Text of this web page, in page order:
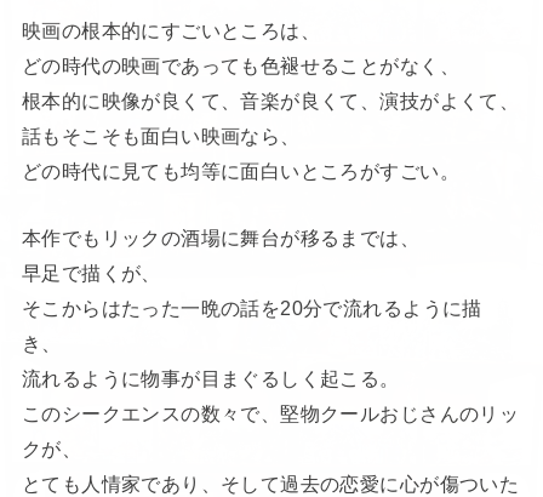
映画の根本的にすごいところは、
どの時代の映画であっても色褪せることがなく、
根本的に映像が良くて、音楽が良くて、演技がよくて、
話もそこそも面白い映画なら、
どの時代に見ても均等に面白いところがすごい。
本作でもリックの酒場に舞台が移るまでは、
早足で描くが、
そこからはたった一晩の話を20分で流れるように描
き、
流れるように物事が目まぐるしく起こる。
このシークエンスの数々で、堅物クールおじさんのリッ
クが、
とても人情家であり、そして過去の恋愛に心が傷ついた